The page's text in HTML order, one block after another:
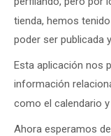
tienda, hemos
poder ser publicada
Esta aplicación nos
información
como el calendario y
Ahora esperamos